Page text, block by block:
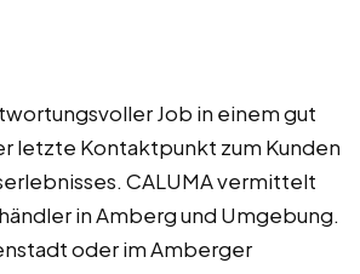
Job in einem gut
letzte Kontaktpunkt zum Kunden
CALUMA vermittelt
in Amberg und Umgebung.
oder im Amberger